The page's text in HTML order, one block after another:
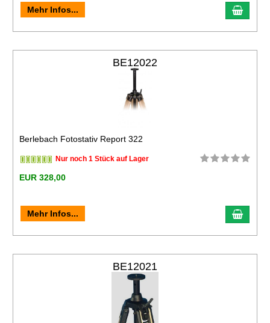
Mehr Infos...
BE12022
Berlebach Fotostativ Report 322
Nur noch 1 Stück auf Lager
EUR 328,00
Mehr Infos...
BE12021